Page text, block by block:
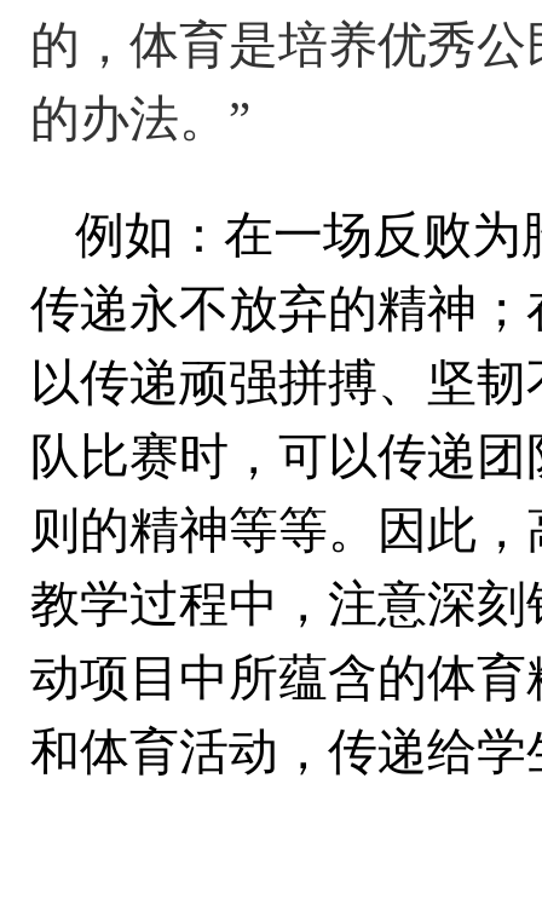
的，体育是培养优秀
的办法。”
例如：在一场反败
传递永不放弃的精神
以传递顽强拼搏、坚
队比赛时，可以传递
则的精神等等。因此
教学过程中，注意深
动项目中所蕴含的体
和体育活动，传递给学